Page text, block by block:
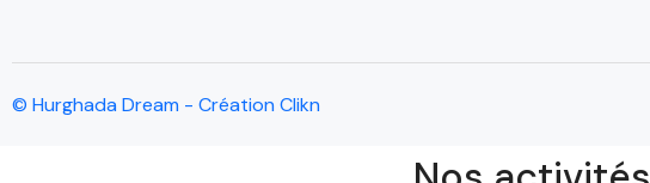
© Hurghada Dream - Création Clikn